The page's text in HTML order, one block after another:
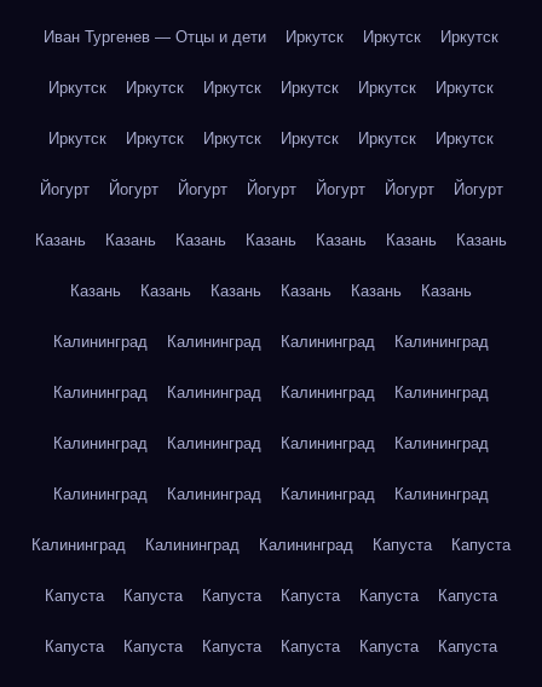
Иван Тургенев — Отцы и дети Иркутск Иркутск Иркутск
Иркутск Иркутск Иркутск Иркутск Иркутск Иркутск
Иркутск Иркутск Иркутск Иркутск Иркутск Иркутск
Йогурт Йогурт Йогурт Йогурт Йогурт Йогурт Йогурт
Казань Казань Казань Казань Казань Казань Казань
Казань Казань Казань Казань Казань Казань
Калининград Калининград Калининград Калининград
Калининград Калининград Калининград Калининград
Калининград Калининград Калининград Калининград
Калининград Калининград Калининград Калининград
Калининград Калининград Калининград Капуста Капуста
Капуста Капуста Капуста Капуста Капуста Капуста
Капуста Капуста Капуста Капуста Капуста Капуста